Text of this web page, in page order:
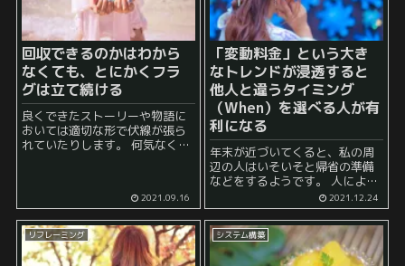
回収できるのかはわから
なくても、とにかくフラ
グは立て続ける
良くできたストーリーや物語に
おいては適切な形で伏線が張ら
れていたりします。 何気なく読
に気づくことがあります。 優れ
た作品の場...
2021.09.16
「変動料金」という大き
なトレンドが浸透すると
他人と違うタイミング
（When）を選べる人が有
利になる
年末が近づいてくると、私の周
辺の人はいそいそと帰省の準備
などをするようです。 人によっ
ては、早い段階から帰省のため
に交通機関の予約を取るなどの
措置を行っており、例えば、早
割のようなサービスを狙って早
めに予約を行ってその分お得に
2021.12.24
リフレーミング システム構築